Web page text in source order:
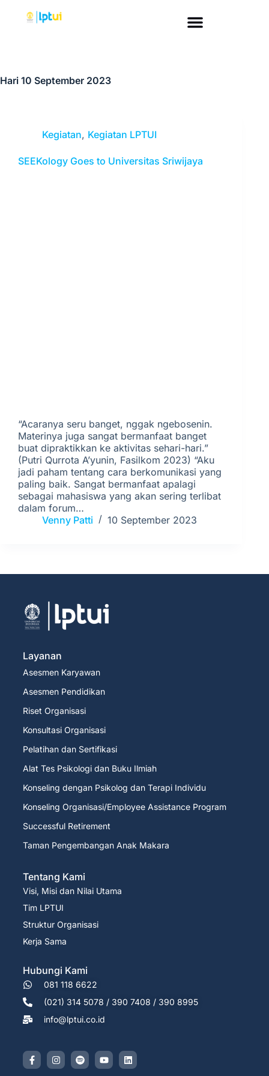
Hari 10 September 2023
Kegiatan, Kegiatan LPTUI
SEEKology Goes to Universitas Sriwijaya
“Acaranya seru banget, nggak ngebosenin.
Materinya juga sangat bermanfaat banget
buat dipraktikkan ke aktivitas sehari-hari.”
(Putri Qurrota A’yunin, Fasilkom 2023) “Aku
jadi paham tentang cara berkomunikasi yang
paling baik. Sangat bermanfaat apalagi
sebagai mahasiswa yang akan sering terlibat
dalam forum…
Venny Patti
10 September 2023
Layanan
Asesmen Karyawan
Asesmen Pendidikan
Riset Organisasi
Konsultasi Organisasi
Pelatihan dan Sertifikasi
Alat Tes Psikologi dan Buku Ilmiah
Konseling dengan Psikolog dan Terapi Individu
Konseling Organisasi/Employee Assistance Program
Successful Retirement
Taman Pengembangan Anak Makara
Tentang Kami
Visi, Misi dan Nilai Utama
Tim LPTUI
Struktur Organisasi
Kerja Sama
Hubungi Kami
081 118 6622
(021) 314 5078 / 390 7408 / 390 8995
info@lptui.co.id